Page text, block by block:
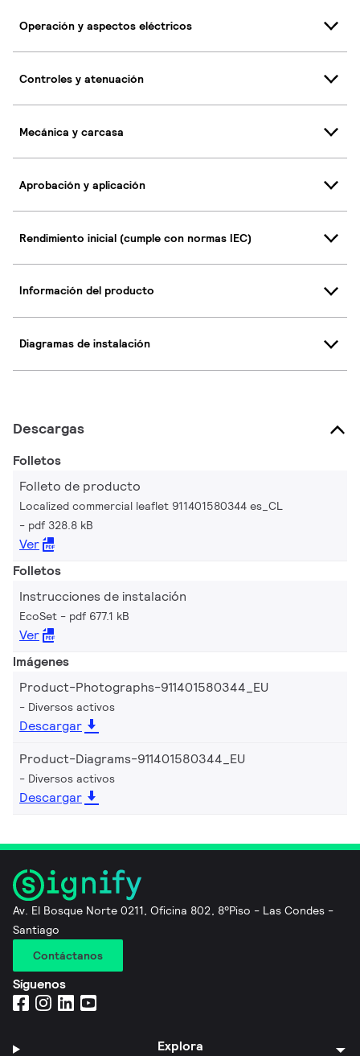
Operación y aspectos eléctricos
Controles y atenuación
Mecánica y carcasa
Aprobación y aplicación
Rendimiento inicial (cumple con normas IEC)
Información del producto
Diagramas de instalación
Descargas
Folletos
Folleto de producto
Localized commercial leaflet 911401580344 es_CL
pdf 328.8 kB
Ver
Folletos
Instrucciones de instalación
EcoSet pdf 677.1 kB
Ver
Imágenes
Product-Photographs-911401580344_EU
Diversos activos
Descargar
Product-Diagrams-911401580344_EU
Diversos activos
Descargar
Av. El Bosque Norte 0211, Oficina 802, 8°Piso - Las Condes -
Santiago
Contáctanos
Síguenos
Explora